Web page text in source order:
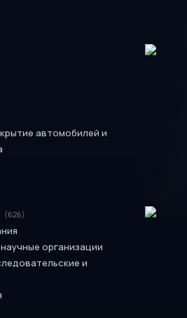
автомобилей и
(626)
организации
и